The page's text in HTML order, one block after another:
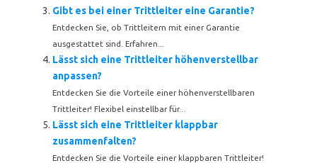
Gibt es bei einer Trittleiter eine Garantie?
Entdecken Sie, ob Trittleitern mit einer Garantie
ausgestattet sind. Erfahren...
Lässt sich eine Trittleiter höhenverstellbar
anpassen?
Entdecken Sie die Vorteile einer höhenverstellbaren
Trittleiter! Flexibel einstellbar für...
Lässt sich eine Trittleiter klappbar
zusammenfalten?
Entdecken Sie die Vorteile einer klappbaren Trittleiter!